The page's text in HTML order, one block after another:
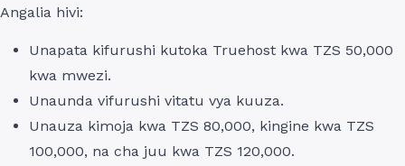
Angalia hivi:
Unapata kifurushi kutoka Truehost kwa TZS 50,000
kwa mwezi.
Unaunda vifurushi vitatu vya kuuza.
Unauza kimoja kwa TZS 80,000, kingine kwa TZS
100,000, na cha juu kwa TZS 120,000.